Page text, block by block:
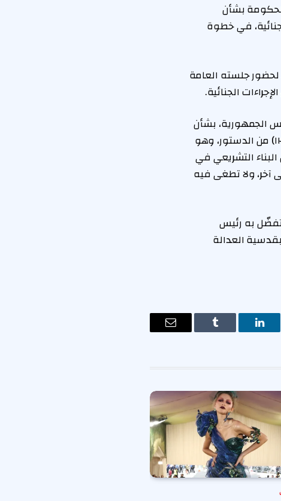
بشأن
في خطوة
جلسته العامة
الجنائية.
الجمهورية، بشأن
الاعتراض على عدد من مواد مشروع قانون الإجراءات الجنائية، عملًا بحكم المادة (١٢٣) من الدستور، وهو
التشريعي في
آخر، ولا تطغى فيه
تفضّل به رئيس
العدالة
لينكدإن Tumblr
البريد